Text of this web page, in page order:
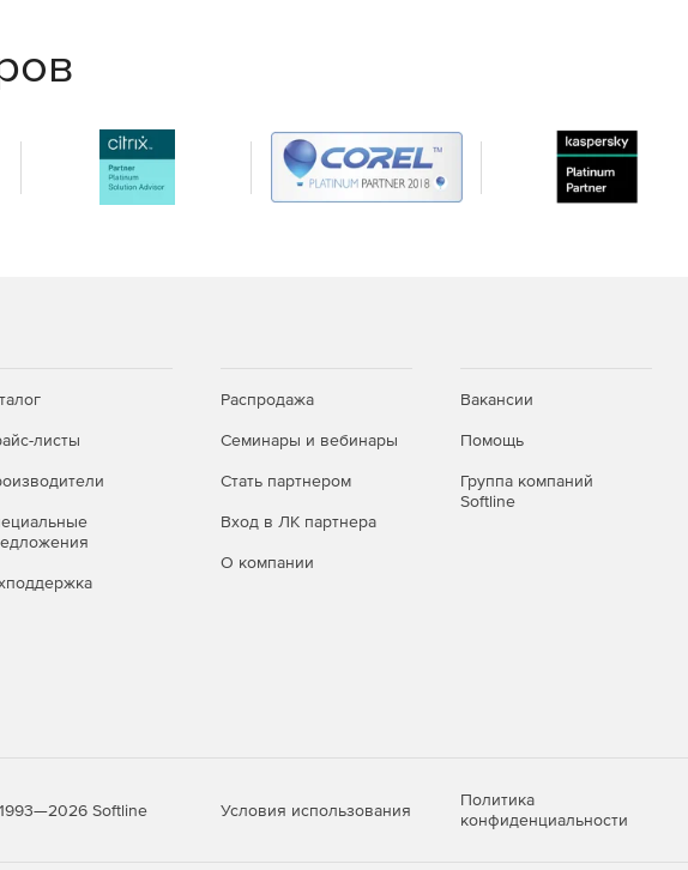
файлов различных типов, в том числе и
листы
Распродажа
Семинары и вебинары
Стать партнером
Вход в ЛК партнера
О компании
Вакансии
Помощь
Группа компаний
Softline
Softline Условия использования
Политика
конфиденциальности